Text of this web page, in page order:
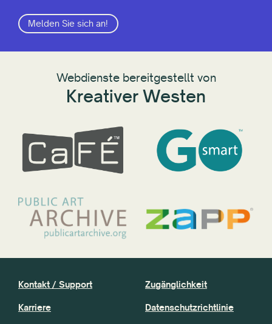
Melden Sie sich an!
Webdienste bereitgestellt von
Kreativer Westen
Kontakt / Support
Karriere
Zugänglichkeit
Datenschutzrichtlinie